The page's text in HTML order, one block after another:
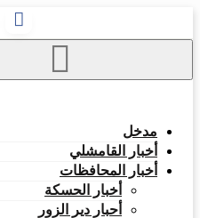
مدخل
أخبار القامشلي
أخبار المحافظات
أخبار الحسكة
أحبار دير الزور